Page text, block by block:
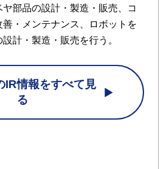
部品の設計・製造・販売、コ
・メンテナンス、ロボットを
計・製造・販売を行う。
IR情報をすべて見
る